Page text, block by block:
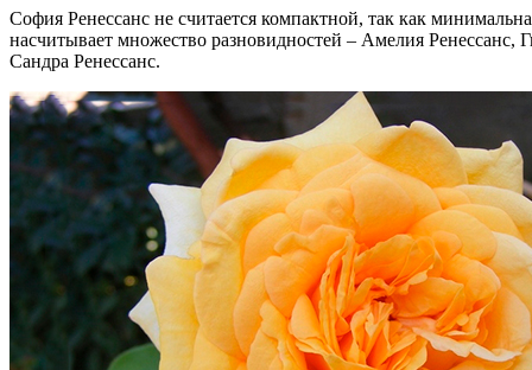
София Ренессанс не считается компактной, так как
насчитывает множество разновидностей – Амелия Ренессанс,
Сандра Ренессанс.